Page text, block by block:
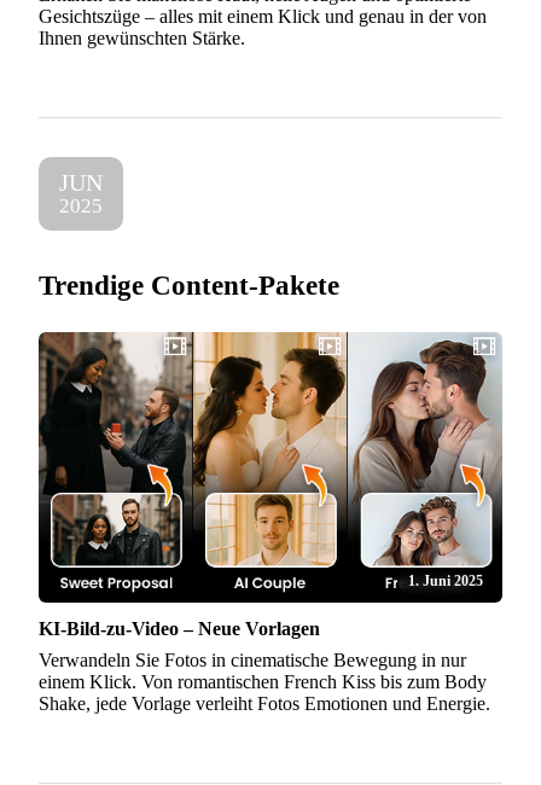
Gesichtszüge – alles mit einem Klick und genau in der von
Ihnen gewünschten Stärke.
JUN
2025
Trendige Content-Pakete
1. Juni 2025
KI-Bild-zu-Video – Neue Vorlagen
Verwandeln Sie Fotos in cinematische Bewegung in nur
einem Klick. Von romantischen French Kiss bis zum Body
Shake, jede Vorlage verleiht Fotos Emotionen und Energie.